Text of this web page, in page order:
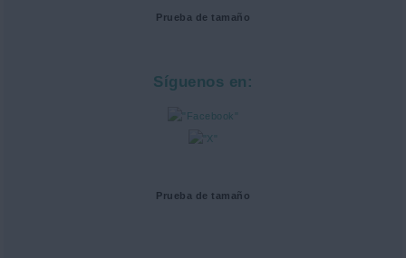
Prueba de tamaño
Síguenos en:
Prueba de tamaño